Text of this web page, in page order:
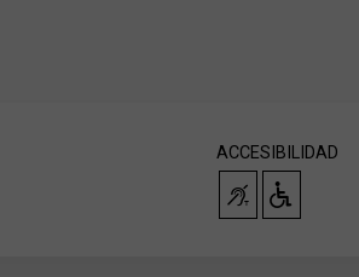
ACCESIBILIDAD